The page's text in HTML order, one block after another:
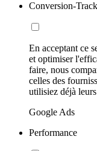
Conversion-
En acceptant ce
et optimiser
faire, nous
celles des
utilisiez déjà
Google Ads
Performance